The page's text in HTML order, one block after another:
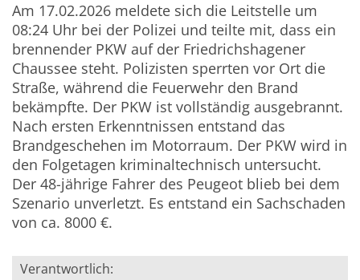
Am 17.02.2026 meldete sich die Leitstelle um
08:24 Uhr bei der Polizei und teilte mit, dass ein
brennender PKW auf der Friedrichshagener
Chaussee steht. Polizisten sperrten vor Ort die
Straße, während die Feuerwehr den Brand
bekämpfte. Der PKW ist vollständig ausgebrannt.
Nach ersten Erkenntnissen entstand das
Brandgeschehen im Motorraum. Der PKW wird in
den Folgetagen kriminaltechnisch untersucht.
Der 48-jährige Fahrer des Peugeot blieb bei dem
Szenario unverletzt. Es entstand ein Sachschaden
von ca. 8000 €.
Verantwortlich: